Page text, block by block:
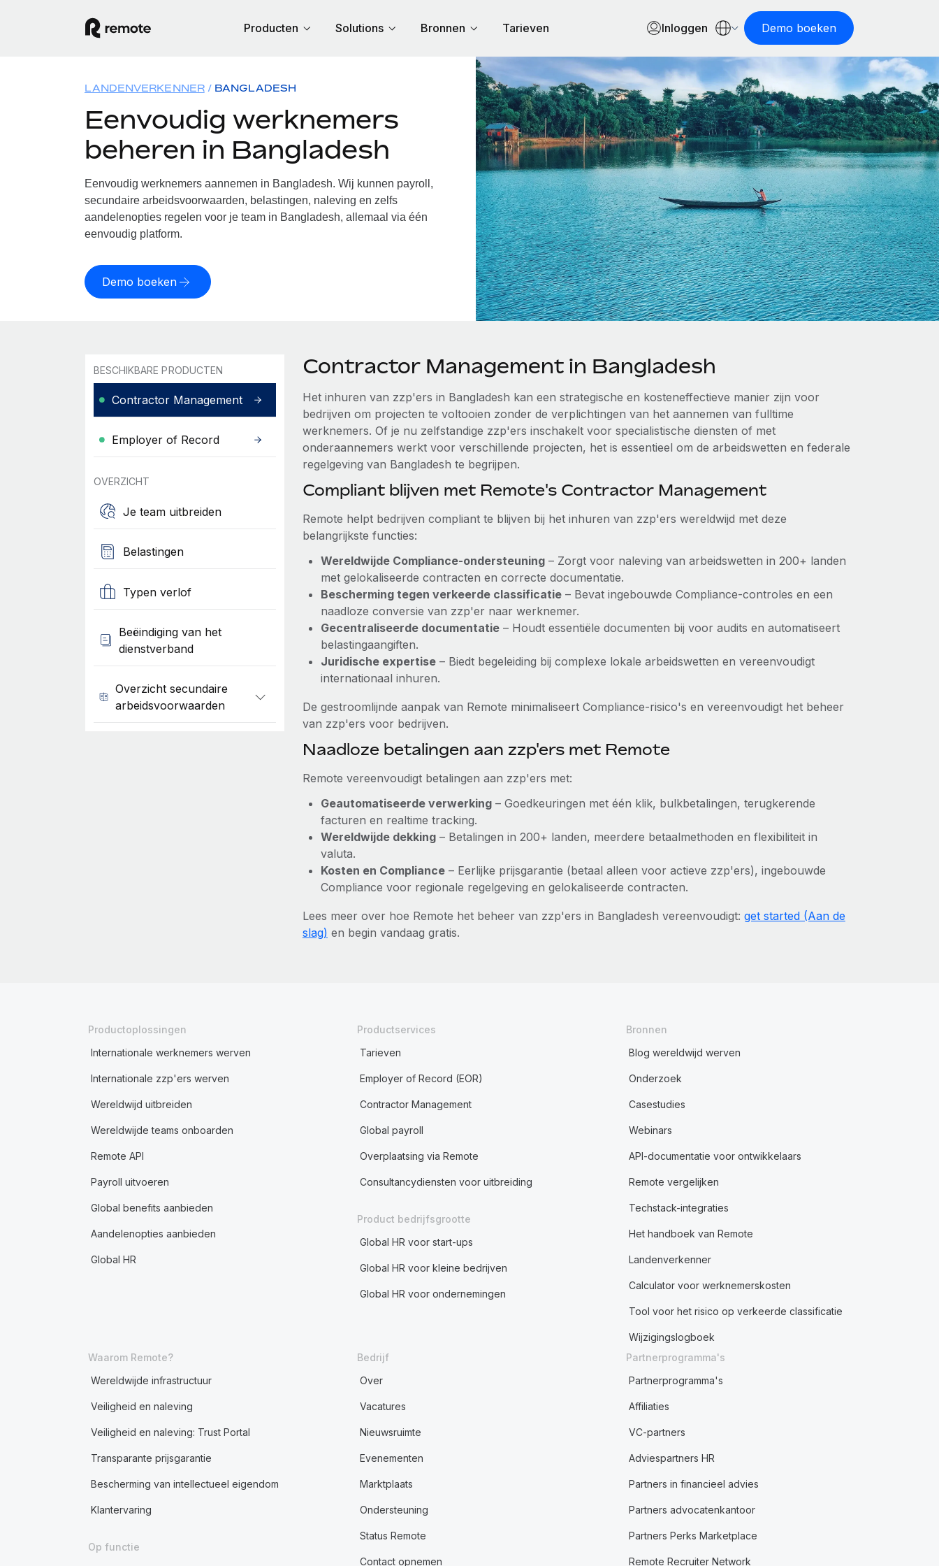
Producten Solutions Bronnen Tarieven Inloggen Demo boeken
LANDENVERKENNER BANGLADESH
Eenvoudig werknemers
beheren in Bangladesh
Eenvoudig werknemers aannemen in Bangladesh. Wij kunnen payroll,
secundaire arbeidsvoorwaarden, belastingen, naleving en zelfs
aandelenopties regelen voor je team in Bangladesh, allemaal via één
eenvoudig platform.
Demo boeken
BESCHIKBARE PRODUCTEN
Contractor Management
Employer of Record
OVERZICHT
Je team uitbreiden
Belastingen
Typen verlof
Beëindiging van het
dienstverband
Overzicht secundaire
arbeidsvoorwaarden
Contractor Management in Bangladesh
Het inhuren van zzp'ers in Bangladesh kan een strategische en kosteneffectieve manier zijn voor
bedrijven om projecten te voltooien zonder de verplichtingen van het aannemen van fulltime
werknemers. Of je nu zelfstandige zzp'ers inschakelt voor specialistische diensten of met
onderaannemers werkt voor verschillende projecten, het is essentieel om de arbeidswetten en federale
regelgeving van Bangladesh te begrijpen.
Compliant blijven met Remote's Contractor Management
Remote helpt bedrijven compliant te blijven bij het inhuren van zzp'ers wereldwijd met deze
belangrijkste functies:
Wereldwijde Compliance-ondersteuning– Zorgt voor naleving van arbeidswetten in 200+ landen
met gelokaliseerde contracten en correcte documentatie.
Bescherming tegen verkeerde classificatie– Bevat ingebouwde Compliance-controles en een
naadloze conversie van zzp'er naar werknemer.
Gecentraliseerde documentatie– Houdt essentiële documenten bij voor audits en automatiseert
belastingaangiften.
Juridische expertise– Biedt begeleiding bij complexe lokale arbeidswetten en vereenvoudigt
internationaal inhuren.
De gestroomlijnde aanpak van Remote minimaliseert Compliance-risico's en vereenvoudigt het beheer
van zzp'ers voor bedrijven.
Naadloze betalingen aan zzp'ers met Remote
Remote vereenvoudigt betalingen aan zzp'ers met:
Geautomatiseerde verwerking– Goedkeuringen met één klik, bulkbetalingen, terugkerende
facturen en realtime tracking.
Wereldwijde dekking– Betalingen in 200+ landen, meerdere betaalmethoden en flexibiliteit in
valuta.
Kosten en Compliance– Eerlijke prijsgarantie (betaal alleen voor actieve zzp'ers), ingebouwde
Compliance voor regionale regelgeving en gelokaliseerde contracten.
Lees meer over hoe Remote het beheer van zzp'ers in Bangladesh vereenvoudigt: get started (Aan de
slag) en begin vandaag gratis.
Productoplossingen
Internationale werknemers werven
Internationale zzp'ers werven
Wereldwijd uitbreiden
Wereldwijde teams onboarden
Remote API
Payroll uitvoeren
Global benefits aanbieden
Aandelenopties aanbieden
Global HR
Productservices
Tarieven
Employer of Record (EOR)
Contractor Management
Global payroll
Overplaatsing via Remote
Consultancydiensten voor uitbreiding
Product bedrijfsgrootte
Global HR voor start-ups
Global HR voor kleine bedrijven
Global HR voor ondernemingen
Bronnen
Blog wereldwijd werven
Onderzoek
Casestudies
Webinars
API-documentatie voor ontwikkelaars
Remote vergelijken
Techstack-integraties
Het handboek van Remote
Landenverkenner
Calculator voor werknemerskosten
Tool voor het risico op verkeerde classificatie
Wijzigingslogboek
Waarom Remote?
Wereldwijde infrastructuur
Veiligheid en naleving
Veiligheid en naleving: Trust Portal
Transparante prijsgarantie
Bescherming van intellectueel eigendom
Klantervaring
Op functie
Bedrijf
Over
Vacatures
Nieuwsruimte
Evenementen
Marktplaats
Ondersteuning
Status Remote
Contact opnemen
Partnerprogramma's
Partnerprogramma's
Affiliaties
VC-partners
Adviespartners HR
Partners in financieel advies
Partners advocatenkantoor
Partners Perks Marketplace
Remote Recruiter Network